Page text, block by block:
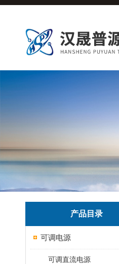
产品目录
可调电源
可调直流电源